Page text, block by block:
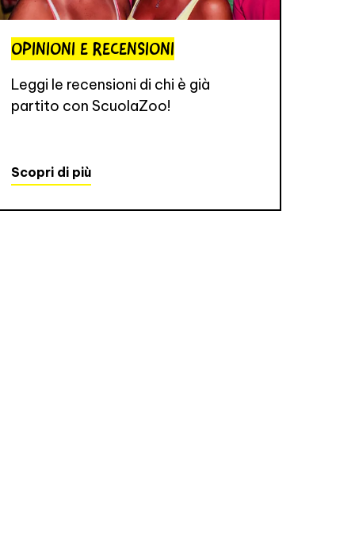
OPINIONI E RECENSIONI
Leggi le recensioni di chi è già
partito con ScuolaZoo!
Scopri di più